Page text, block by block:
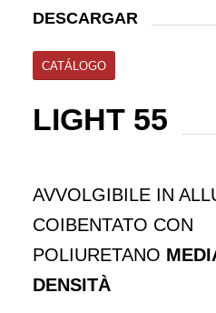
DESCARGAR
CATÁLOGO
LIGHT 55
AVVOLGIBILE IN
COIBENTATO CON
POLIURETANO
DENSITÀ